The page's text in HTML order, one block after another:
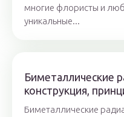
многие флористы и
уникальные...
Биметаллические
конструкция,
Биметаллические